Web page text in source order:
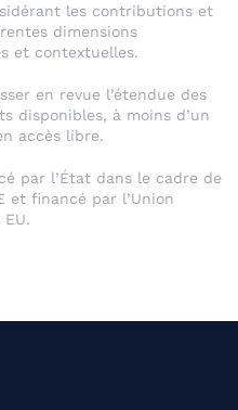
les contributions et
dimensions
et contextuelles.
en revue l’étendue des
disponibles, à moins d’un
accès libre.
par l’État dans le cadre de
et financé par l’Union